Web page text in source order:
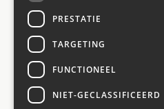
PRESTATIE
TARGETING
FUNCTIONEEL
NIET-GECLASSIFICEERD